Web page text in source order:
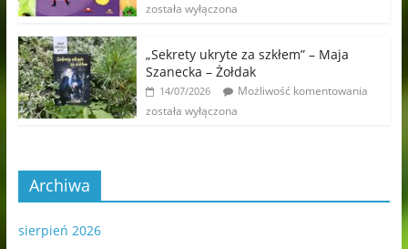
została wyłączona
„Sekrety ukryte za szkłem” – Maja
Szanecka – Żołdak
14/07/2026
Możliwość komentowania
została wyłączona
Archiwa
sierpień 2026